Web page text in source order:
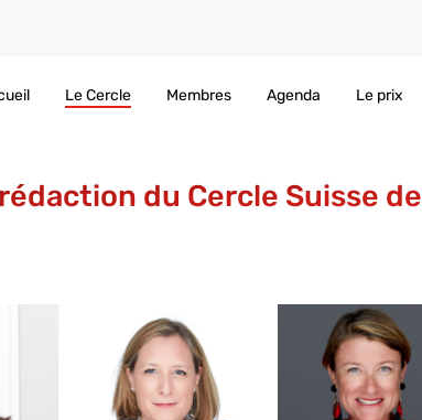
Le Cercle Membres Agenda Le prix
du Cercle Suisse